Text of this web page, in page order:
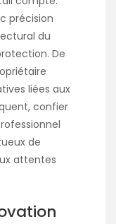
précision
du
De
liées aux
confier
de
attentes